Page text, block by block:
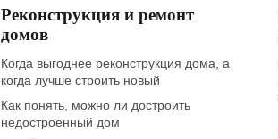
Реконструкция и ремонт
домов
Когда выгоднее реконструкция дома, а
когда лучше строить новый
Как понять, можно ли достроить
недостроенный дом